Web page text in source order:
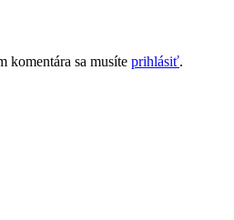
komentára sa musíte prihlásiť.